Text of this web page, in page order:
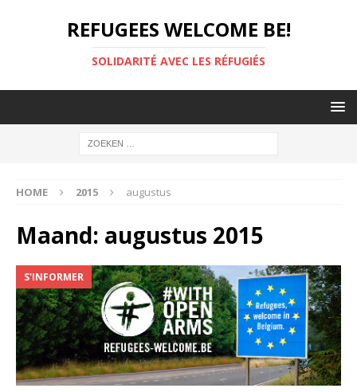
REFUGEES WELCOME BE!
SOLIDARITÉ AVEC LES RÉFUGIÉS
HOME 2015 augustus
Maand: augustus 2015
S'INFORMER